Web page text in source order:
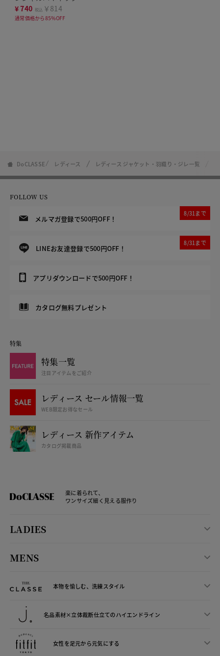
¥740 税込 ￥814
通常価格から85%OFF
DoCLASSE レディース レディース ジャケット・羽織り・ジレ一覧
FOLLOW US
メルマガ登録で500円OFF！
8/31まで
LINEお友達登録で500円OFF！
8/31まで
アプリダウンロードで500円OFF！
カタログ無料プレゼント
特集
特集一覧
注目アイテムをご紹介
レディース セール情報一覧
WEB限定お得なセール
レディース 新作アイテム
カタログ掲載商品
楽に着られて、
ワンサイズ細く見える服作り
LADIES
MENS
本物を愉しむ、洗練スタイル
名品素材×立体裁断仕立てのハイエンドライン
女性を足元から元気にする